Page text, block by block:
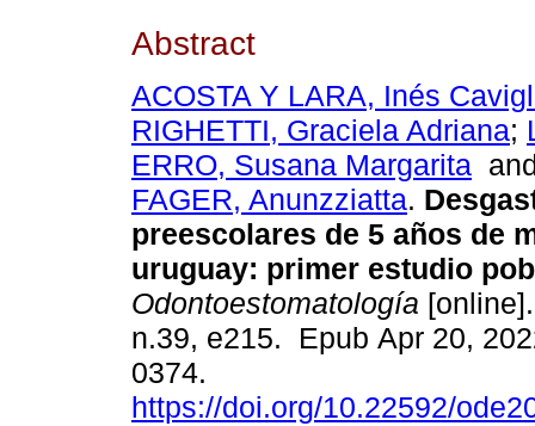
Abstract
ACOSTA Y LARA, Inés
RIGHETTI, Graciela Adriana;
ERRO, Susana Margarita
FAGER, Anunzziatta.
preescolares de 5 años de
uruguay: primer estudio
Odontoestomatología
n.39, e215. Epub Apr 20,
0374.
https://doi.org/10.22592/